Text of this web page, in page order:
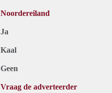
Noordereiland
Ja
Kaal
Geen
Vraag de adverteerder